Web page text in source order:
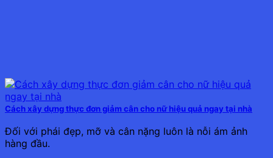
Cách xây dựng thực đơn giảm cân cho nữ hiệu quả ngay tại nhà
Đối với phái đẹp, mỡ và cân nặng luôn là nỗi ám ảnh
hàng đầu.